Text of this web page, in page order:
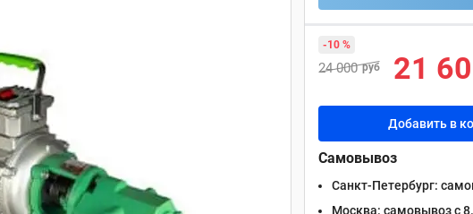
24 000 руб 21
-10 %
Добавить в
Самовывоз
Санкт-Петербург:
Москва: самовывоз с